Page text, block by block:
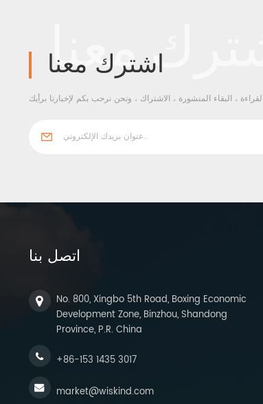
اشترك معنا
اشترك معنا
اتصل بنا
No. 800, Xingbo 5th Road, Boxing Economic
Development Zone, Binzhou, Shandong
Province, P.R. China
+86-153 1435 3017
market@wiskind.com